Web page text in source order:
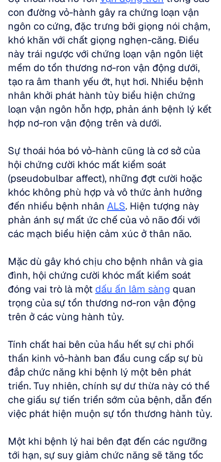
con đường vỏ-hành gây ra chứng loạn vận
ngôn co cứng, đặc trưng bởi giọng nói chậm,
khó khăn với chất giọng nghẹn-căng. Điều
này trái ngược với chứng loạn vận ngôn liệt
mềm do tổn thương nơ-ron vận động dưới,
tạo ra âm thanh yếu ớt, hụt hơi. Nhiều bệnh
nhân khởi phát hành tủy biểu hiện chứng
loạn vận ngôn hỗn hợp, phản ánh bệnh lý kết
hợp nơ-ron vận động trên và dưới.
Sự thoái hóa bó vỏ-hành cũng là cơ sở của
hội chứng cười khóc mất kiểm soát
(pseudobulbar affect), những đợt cười hoặc
khóc không phù hợp và vô thức ảnh hưởng
đến nhiều bệnh nhân ALS. Hiện tượng này
phản ánh sự mất ức chế của vỏ não đối với
các mạch biểu hiện cảm xúc ở thân não.
Mặc dù gây khó chịu cho bệnh nhân và gia
đình, hội chứng cười khóc mất kiểm soát
đóng vai trò là một dấu ấn lâm sàng quan
trọng của sự tổn thương nơ-ron vận động
trên ở các vùng hành tủy.
Tính chất hai bên của hầu hết sự chi phối
thần kinh vỏ-hành ban đầu cung cấp sự bù
đắp chức năng khi bệnh lý một bên phát
triển. Tuy nhiên, chính sự dư thừa này có thể
che giấu sự tiến triển sớm của bệnh, dẫn đến
Một khi bệnh lý hai bên đạt đến các ngưỡng
tới hạn, sự suy giảm chức năng sẽ tăng tốc